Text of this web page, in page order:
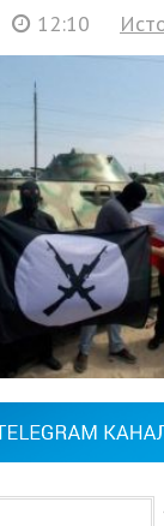
12:10